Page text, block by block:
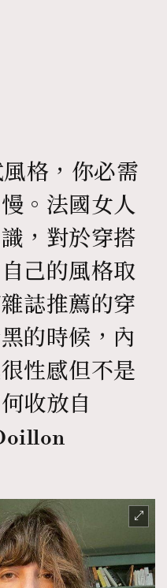
格，你必需
。法國女人
，對於穿搭
己的風格取
誌推薦的穿
的時候，內
性感但不是
收放自